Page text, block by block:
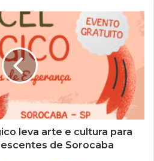
leva arte e cultura para
de Sorocaba